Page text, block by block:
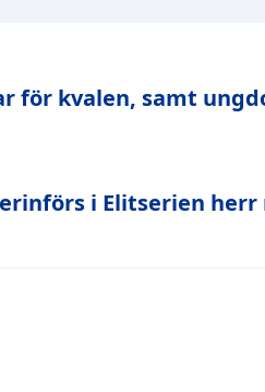
för kvalen, samt
i Elitserien